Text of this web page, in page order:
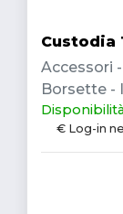
Custodia
Accessori
Borsette -
€ Log-in